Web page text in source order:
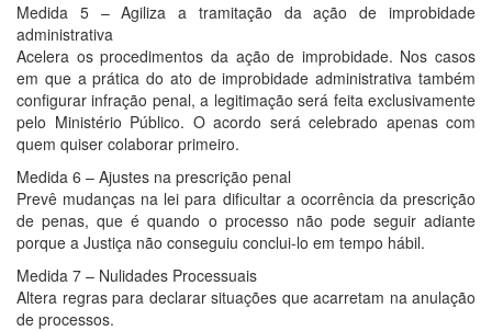
Medida 5 – Agiliza a tramitação da ação de improbidade
administrativa
Acelera os procedimentos da ação de improbidade. Nos casos
em que a prática do ato de improbidade administrativa também
configurar infração penal, a legitimação será feita exclusivamente
pelo Ministério Público. O acordo será celebrado apenas com
quem quiser colaborar primeiro.
Medida 6 – Ajustes na prescrição penal
Prevê mudanças na lei para dificultar a ocorrência da prescrição
de penas, que é quando o processo não pode seguir adiante
porque a Justiça não conseguiu conclui-lo em tempo hábil.
Medida 7 – Nulidades Processuais
Altera regras para declarar situações que acarretam na anulação
de processos.